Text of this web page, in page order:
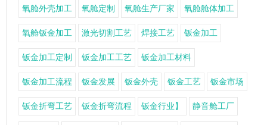
氧舱外壳加工 氧舱定制 氧舱生产厂家 氧舱舱体加工
氧舱钣金加工 激光切割工艺 焊接工艺 钣金加工
钣金加工定制 钣金加工工艺 钣金加工材料
钣金加工流程 钣金发展 钣金外壳 钣金工艺 钣金市场
钣金折弯工艺 钣金折弯流程 钣金行业】 静音舱工厂